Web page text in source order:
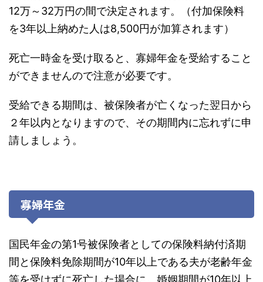
12万～32万円の間で決定されます。（付加保険料
を3年以上納めた人は8,500円が加算されます）
死亡一時金を受け取ると、寡婦年金を受給すること
ができませんので注意が必要です。
受給できる期間は、被保険者が亡くなった翌日から
２年以内となりますので、その期間内に忘れずに申
請しましょう。
寡婦年金
国民年金の第1号被保険者としての保険料納付済期
間と保険料免除期間が10年以上である夫が老齢年金
等を受けずに死亡した場合に、婚姻期間が10年以上